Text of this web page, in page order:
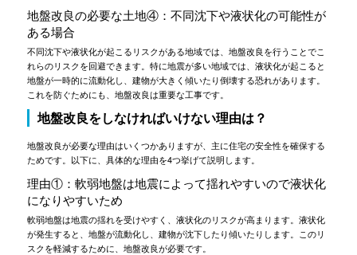
地盤改良の必要な土地④：不同沈下や液状化の可能性が
ある場合
不同沈下や液状化が起こるリスクがある地域では、地盤改良を行うことでこ
れらのリスクを回避できます。特に地震が多い地域では、液状化が起こると
地盤が一時的に流動化し、建物が大きく傾いたり倒壊する恐れがあります。
これを防ぐためにも、地盤改良は重要な工事です。
地盤改良をしなければいけない理由は？
地盤改良が必要な理由はいくつかありますが、主に住宅の安全性を確保する
ためです。以下に、具体的な理由を4つ挙げて説明します。
理由①：軟弱地盤は地震によって揺れやすいので液状化
になりやすいため
軟弱地盤は地震の揺れを受けやすく、液状化のリスクが高まります。液状化
が発生すると、地盤が流動化し、建物が沈下したり傾いたりします。このリ
スクを軽減するために、地盤改良が必要です。